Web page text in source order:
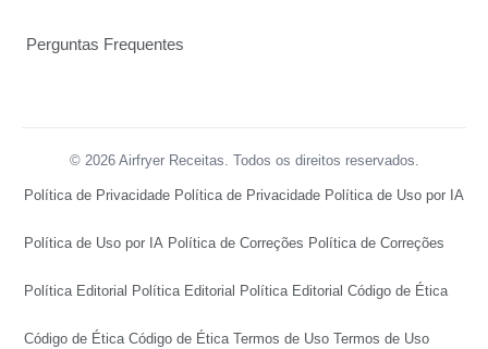
Perguntas Frequentes
© 2026 Airfryer Receitas. Todos os direitos reservados.
Política de Privacidade Política de Privacidade Política de Uso por IA
Política de Uso por IA Política de Correções Política de Correções
Política Editorial Política Editorial Política Editorial Código de Ética
Código de Ética Código de Ética Termos de Uso Termos de Uso